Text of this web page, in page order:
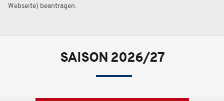
Webseite) beantragen.
SAISON 2026/27